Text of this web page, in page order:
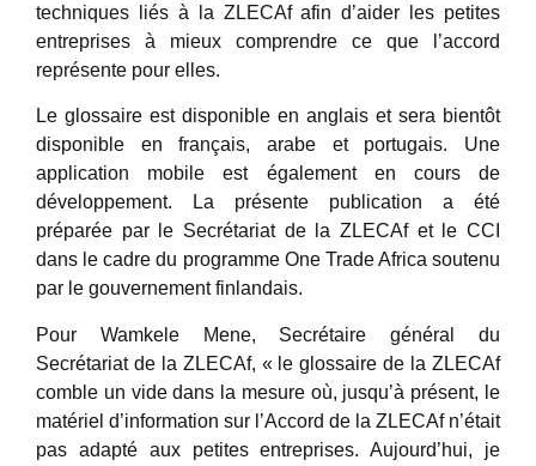
techniques liés à la ZLECAf afin d’aider les petites
entreprises à mieux comprendre ce que l’accord
représente pour elles.
Le glossaire est disponible en anglais et sera bientôt
disponible en français, arabe et portugais. Une
application mobile est également en cours de
développement. La présente publication a été
préparée par le Secrétariat de la ZLECAf et le CCI
dans le cadre du programme One Trade Africa soutenu
par le gouvernement finlandais.
Pour Wamkele Mene, Secrétaire général du
Secrétariat de la ZLECAf, « le glossaire de la ZLECAf
comble un vide dans la mesure où, jusqu’à présent, le
matériel d’information sur l’Accord de la ZLECAf n’était
pas adapté aux petites entreprises. Aujourd’hui, je